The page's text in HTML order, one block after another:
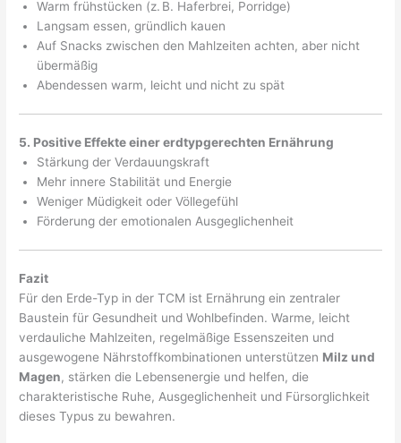
Warm frühstücken (z. B. Haferbrei, Porridge)
Langsam essen, gründlich kauen
Auf Snacks zwischen den Mahlzeiten achten, aber nicht
übermäßig
Abendessen warm, leicht und nicht zu spät
5. Positive Effekte einer erdtypgerechten Ernährung
Stärkung der Verdauungskraft
Mehr innere Stabilität und Energie
Weniger Müdigkeit oder Völlegefühl
Förderung der emotionalen Ausgeglichenheit
Fazit
Für den Erde-Typ in der TCM ist Ernährung ein zentraler
Baustein für Gesundheit und Wohlbefinden. Warme, leicht
verdauliche Mahlzeiten, regelmäßige Essenszeiten und
ausgewogene Nährstoffkombinationen unterstützen Milz und
Magen, stärken die Lebensenergie und helfen, die
charakteristische Ruhe, Ausgeglichenheit und Fürsorglichkeit
dieses Typus zu bewahren.